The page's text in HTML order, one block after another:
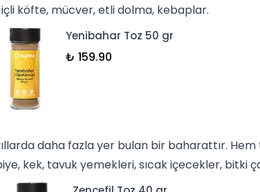
köfte, mücver, etli dolma, kebaplar.
Yenibahar Toz 50 gr
₺ 159.90
daha fazla yer bulan bir baharattır. Hem
, kek, tavuk yemekleri, sıcak içecekler, bitki